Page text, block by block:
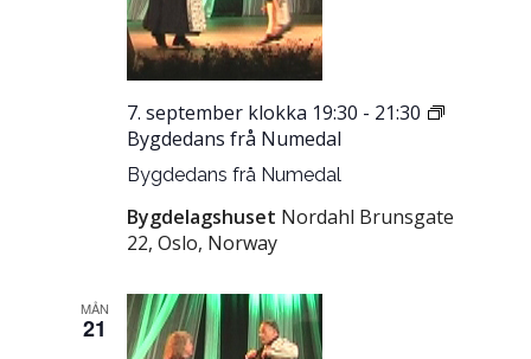
Bygdedans frå Numedal
7. september klokka 19:30 - 21:30
Bygdedans frå Numedal
Bygdelagshuset Nordahl Brunsgate
22, Oslo, Norway
MÅN
21